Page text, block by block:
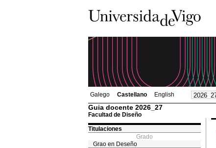
Galego Castellano English
Guia docente 2026_27
Facultad de Diseño
Titulaciones
Grado
Grao en Deseño